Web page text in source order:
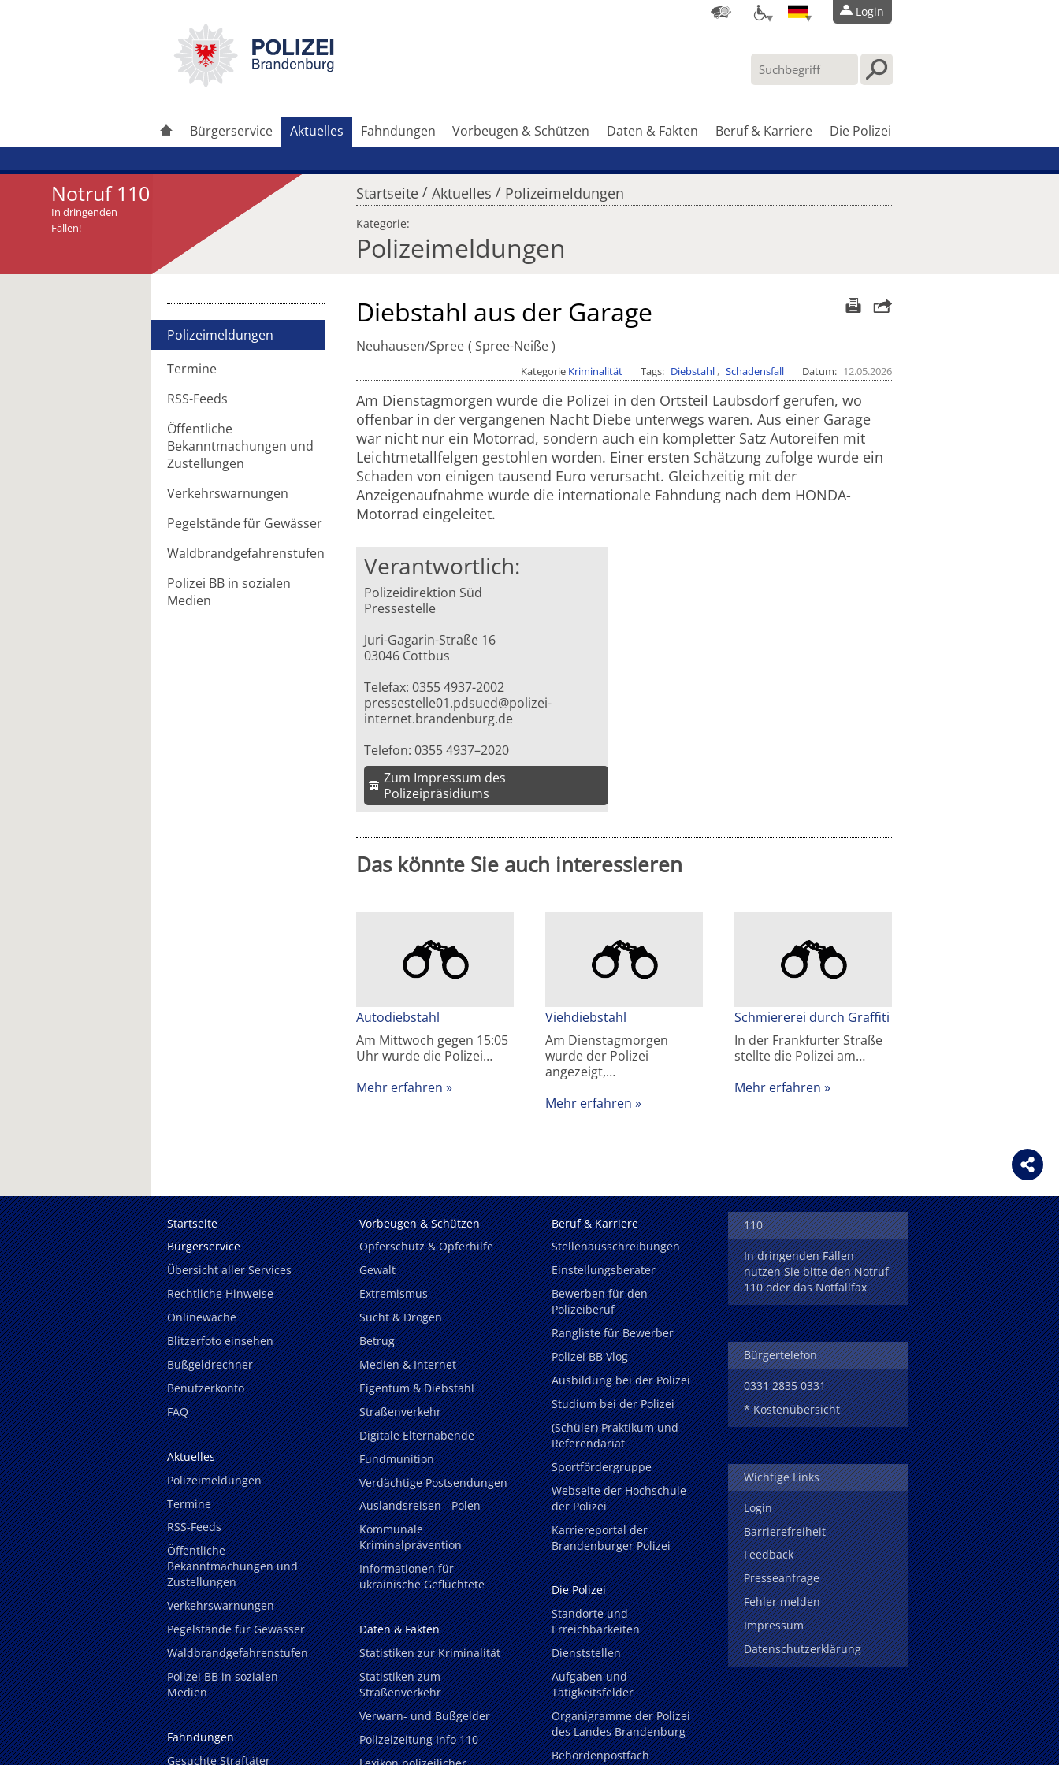
Login
Bürgerservice Aktuelles Fahndungen Vorbeugen & Schützen Daten & Fakten Beruf & Karriere Die Polizei
Notruf 110
In dringenden
Fällen!
Startseite / Aktuelles / Polizeimeldungen
Kategorie:
Polizeimeldungen
Polizeimeldungen
Termine
RSS-Feeds
Öffentliche
Bekanntmachungen und
Zustellungen
Verkehrswarnungen
Pegelstände für Gewässer
Waldbrandgefahrenstufen
Polizei BB in sozialen
Medien
Artikel weiterleiten Diebstahl aus der Garage
Neuhausen/Spree Spree-Neiße
Kategorie Kriminalität Tags Diebstahl Schadensfall Datum 12.05.2026
Am Dienstagmorgen wurde die Polizei in den Ortsteil Laubsdorf gerufen, wo
offenbar in der vergangenen Nacht Diebe unterwegs waren. Aus einer Garage
war nicht nur ein Motorrad, sondern auch ein kompletter Satz Autoreifen mit
Leichtmetallfelgen gestohlen worden. Einer ersten Schätzung zufolge wurde ein
Schaden von einigen tausend Euro verursacht. Gleichzeitig mit der
Anzeigenaufnahme wurde die internationale Fahndung nach dem HONDA-
Motorrad eingeleitet.
Verantwortlich:
Polizeidirektion Süd
Pressestelle
Juri-Gagarin-Straße 16
03046 Cottbus
Telefax: 0355 4937-2002
pressestelle01.pdsued@polizei-
internet.brandenburg.de
Telefon: 0355 4937–2020
Zum Impressum des
Polizeipräsidiums
Das könnte Sie auch interessieren
Autodiebstahl
Am Mittwoch gegen 15:05
Uhr wurde die Polizei…
Mehr erfahren
Viehdiebstahl
Am Dienstagmorgen
wurde der Polizei
angezeigt,…
Mehr erfahren
Schmiererei durch Graffiti
In der Frankfurter Straße
stellte die Polizei am…
Mehr erfahren
Startseite
Bürgerservice
Übersicht aller Services
Rechtliche Hinweise
Onlinewache
Blitzerfoto einsehen
Bußgeldrechner
Benutzerkonto
FAQ
Aktuelles
Polizeimeldungen
Termine
RSS-Feeds
Öffentliche
Bekanntmachungen und
Zustellungen
Verkehrswarnungen
Pegelstände für Gewässer
Waldbrandgefahrenstufen
Polizei BB in sozialen
Medien
Fahndungen
Gesuchte Straftäter
Vorbeugen & Schützen
Opferschutz & Opferhilfe
Gewalt
Extremismus
Sucht & Drogen
Betrug
Medien & Internet
Eigentum & Diebstahl
Straßenverkehr
Digitale Elternabende
Fundmunition
Verdächtige Postsendungen
Auslandsreisen - Polen
Kommunale
Kriminalprävention
Informationen für
ukrainische Geflüchtete
Daten & Fakten
Statistiken zur Kriminalität
Statistiken zum
Straßenverkehr
Verwarn- und Bußgelder
Polizeizeitung Info 110
Beruf & Karriere
Stellenausschreibungen
Einstellungsberater
Bewerben für den
Polizeiberuf
Rangliste für Bewerber
Polizei BB Vlog
Ausbildung bei der Polizei
Studium bei der Polizei
(Schüler) Praktikum und
Referendariat
Sportfördergruppe
Webseite der Hochschule
der Polizei
Karriereportal der
Brandenburger Polizei
Die Polizei
Standorte und
Erreichbarkeiten
Dienststellen
Aufgaben und
Tätigkeitsfelder
Organigramme der Polizei
des Landes Brandenburg
Behördenpostfach
110
In dringenden Fällen
nutzen Sie bitte den Notruf
110 oder das Notfallfax
Bürgertelefon
0331 2835 0331
* Kostenübersicht
Wichtige Links
Login
Barrierefreiheit
Feedback
Presseanfrage
Fehler melden
Impressum
Datenschutzerklärung